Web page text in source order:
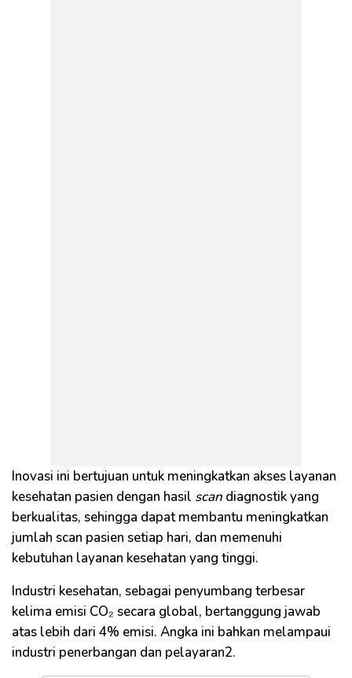
Inovasi ini bertujuan untuk meningkatkan akses layanan
kesehatan pasien dengan hasil scan diagnostik yang
berkualitas, sehingga dapat membantu meningkatkan
jumlah scan pasien setiap hari, dan memenuhi
kebutuhan layanan kesehatan yang tinggi.
Industri kesehatan, sebagai penyumbang terbesar
kelima emisi CO₂ secara global, bertanggung jawab
atas lebih dari 4% emisi. Angka ini bahkan melampaui
industri penerbangan dan pelayaran2.